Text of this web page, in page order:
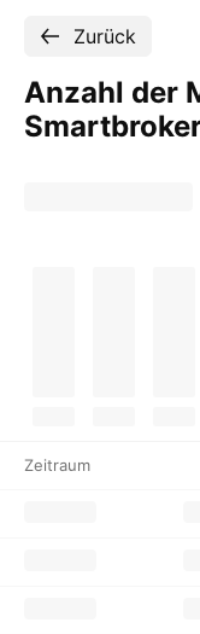
Zurück
Anzahl der
Zeitraum